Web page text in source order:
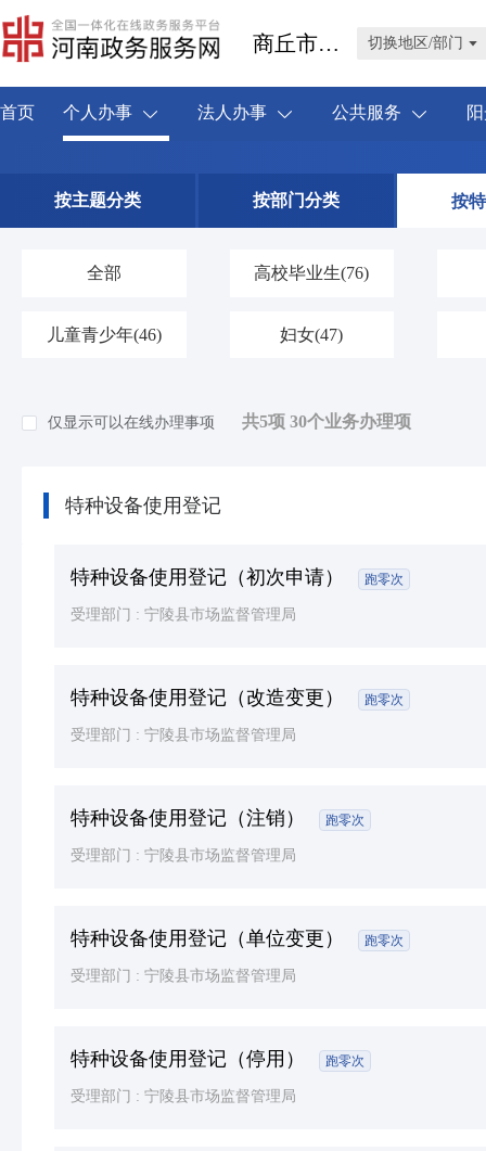
商丘市宁陵县 切换地区/部门
首页 个人办事 法人办事 公共服务
按主题分类 按部门分类 按
全部 高校毕业生(76)
儿童青少年(46) 妇女(47)
仅显示可以在线办理事项 共5项 30个业务办理项
特种设备使用登记
特种设备使用登记（初次申请） 跑零次
受理部门 : 宁陵县市场监督管理局
特种设备使用登记（改造变更） 跑零次
受理部门 : 宁陵县市场监督管理局
特种设备使用登记（注销） 跑零次
受理部门 : 宁陵县市场监督管理局
特种设备使用登记（单位变更） 跑零次
受理部门 : 宁陵县市场监督管理局
特种设备使用登记（停用） 跑零次
受理部门 : 宁陵县市场监督管理局